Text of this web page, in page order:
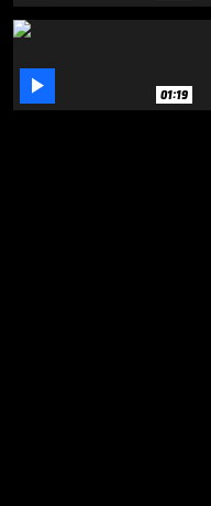
 01:19